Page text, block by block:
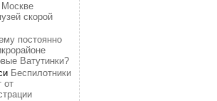
скорой
постоянно
Ватутинки?
Беспилотники
от